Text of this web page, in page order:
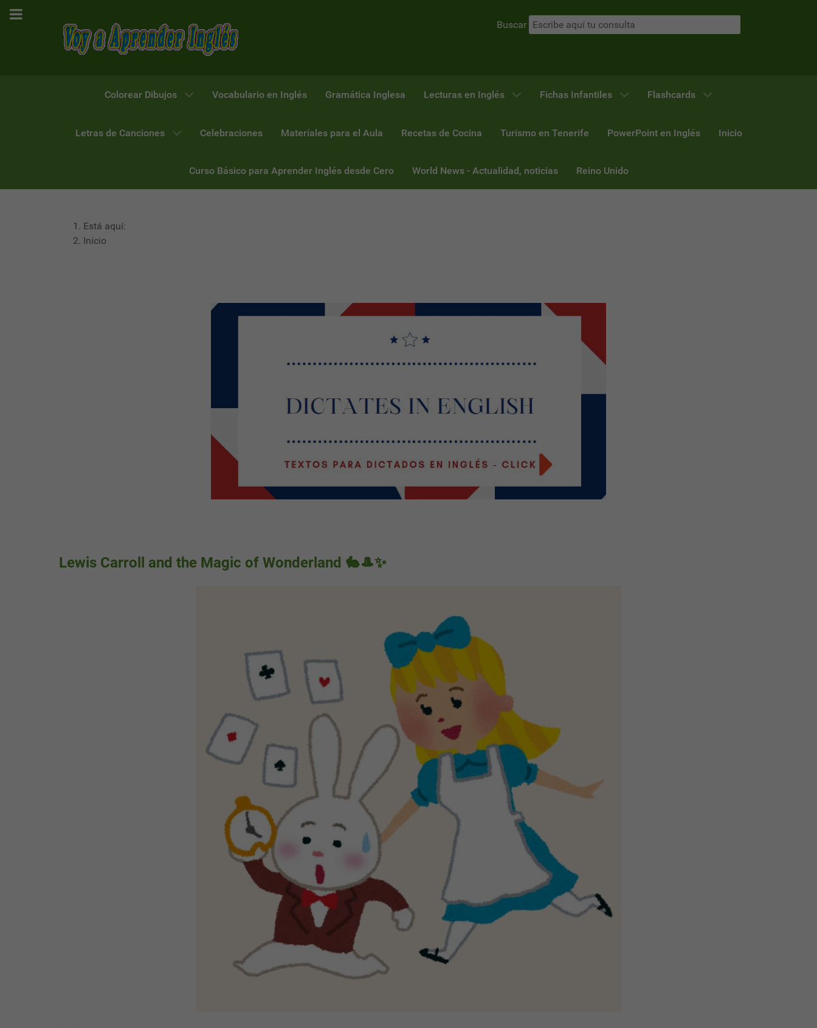
Buscar
Colorear Dibujos Vocabulario en Inglés Gramática Inglesa Lecturas en Inglés Fichas Infantiles Flashcards
Letras de Canciones Celebraciones Materiales para el Aula Recetas de Cocina Turismo en Tenerife PowerPoint en Inglés Inicio
Curso Básico para Aprender Inglés desde Cero World News - Actualidad, noticias Reino Unido
Está aquí:
Inicio
Lewis Carroll and the Magic of Wonderland 🐇🎩✨